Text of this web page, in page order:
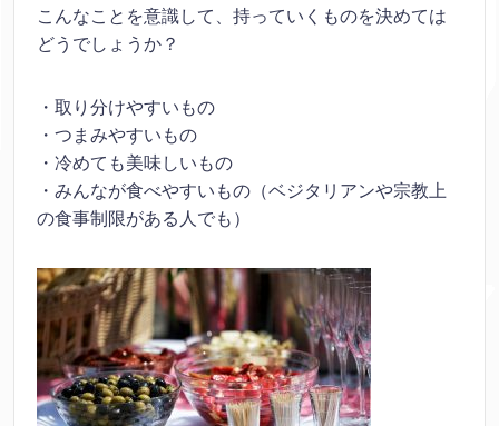
こんなことを意識して、持っていくものを決めては
どうでしょうか？
・取り分けやすいもの
・つまみやすいもの
・冷めても美味しいもの
・みんなが食べやすいもの（ベジタリアンや宗教上
の食事制限がある人でも）